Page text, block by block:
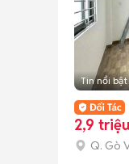
Tin nổi bật
2,9
Q. Gò